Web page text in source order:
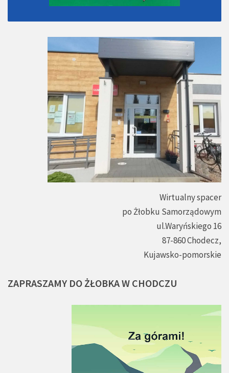
Wirtualny spacer
po Żłobku Samorządowym
ul.Waryńskiego 16
87-860 Chodecz,
Kujawsko-pomorskie
ZAPRASZAMY DOŻŁOBKAW CHODCZU